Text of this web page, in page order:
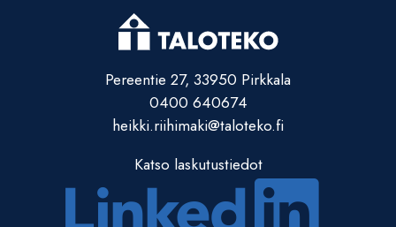
Pereentie 27, 33950 Pirkkala
0400 640674
heikki.riihimaki@taloteko.fi
Katso laskutustiedot